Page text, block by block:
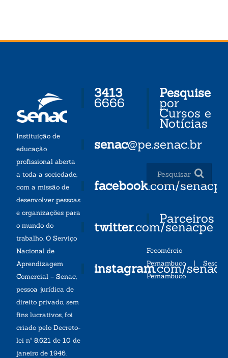
Instituição de
educação
profissional aberta
a toda a sociedade,
com a missão de
desenvolver pessoas
e organizações para
o mundo do
trabalho. O Serviço
Nacional de
Aprendizagem
Comercial – Senac,
pessoa jurídica de
direito privado, sem
fins lucrativos, foi
criado pelo Decreto-
lei nº 8.621 de 10 de
janeiro de 1946.
3413
6666
senac@pe.senac.br
facebook.com/senacpe
twitter.com/senacpe
instagram.com/
Pesquise
por
Cursos e
Notícias
Parceiros
Fecomércio
Pernambuco| Sesc
Pernambuco